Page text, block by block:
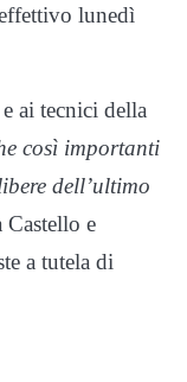
lunedì
ai tecnici della
così importanti
dell’ultimo
Castello e
a tutela di